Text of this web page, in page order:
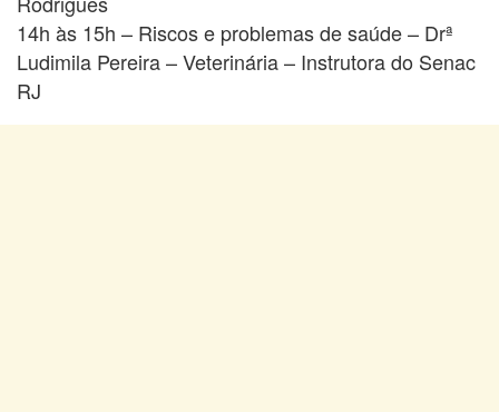
14h às 15h – Riscos e problemas de saúde – Drª
Ludimila Pereira – Veterinária – Instrutora do Senac
RJ